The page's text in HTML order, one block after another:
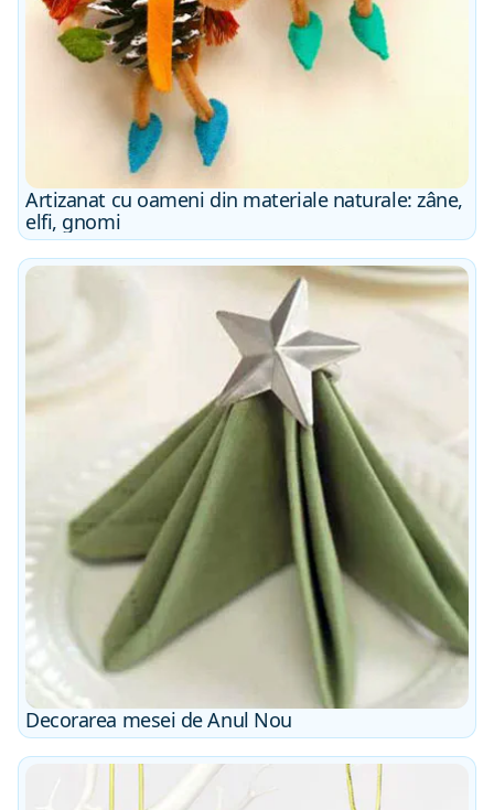
Artizanat cu oameni din materiale naturale: zâne,
elfi, gnomi
Decorarea mesei de Anul Nou